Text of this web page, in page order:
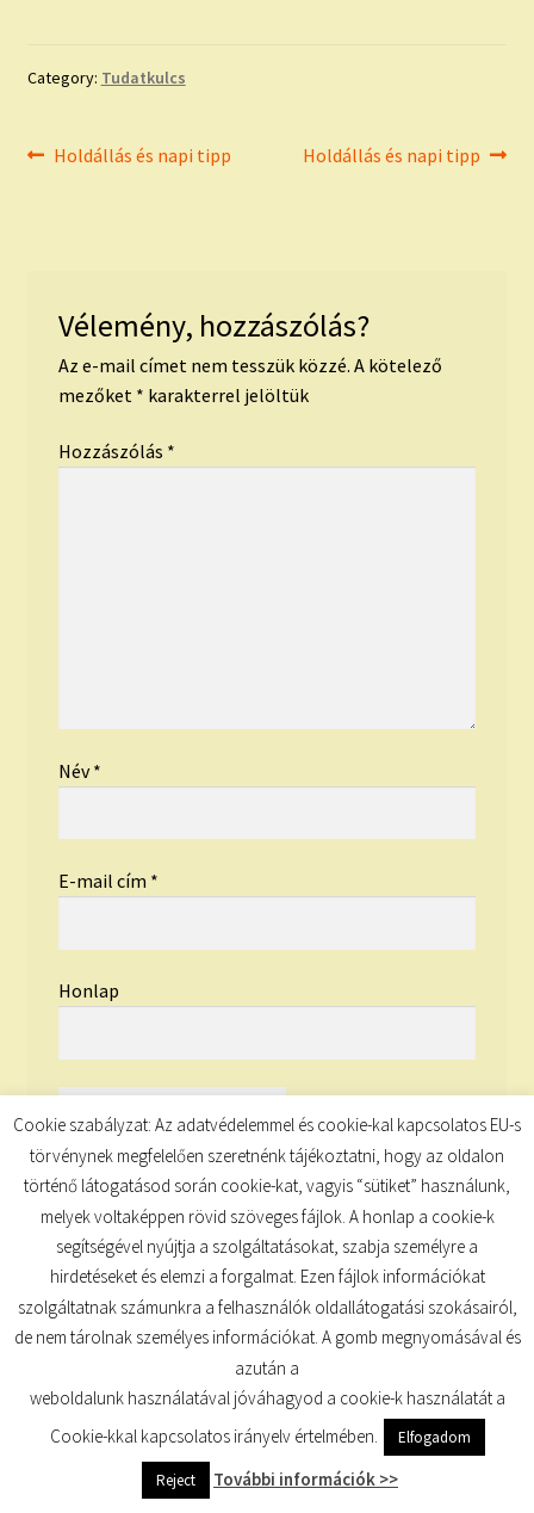
Category: Tudatkulcs
Bejegyzés
Previous
Holdállás és napi tipp
Next
Holdállás és napi tipp
Vélemény, hozzászólás?
Az e-mail címet nem tesszük közzé. A kötelező
mezőket * karakterrel jelöltük
Hozzászólás *
Név*
E-mail cím *
Honlap
© TUDATKULCS 2026
Cookie szabályzat: Az adatvédelemmel és cookie-kal kapcsolatos EU-s
törvénynek megfelelően szeretnénk tájékoztatni, hogy az oldalon
történő látogatásod során cookie-kat, vagyis “sütiket” használunk,
melyek voltaképpen rövid szöveges fájlok. A honlap a cookie-k
segítségével nyújtja a szolgáltatásokat, szabja személyre a
hirdetéseket és elemzi a forgalmat. Ezen fájlok információkat
szolgáltatnak számunkra a felhasználók oldallátogatási szokásairól,
de nem tárolnak személyes információkat. A gomb megnyomásával és
azután a
weboldalunk használatával jóváhagyod a cookie-k használatát a
Cookie-kkal kapcsolatos irányelv értelmében.
Elfogadom
Reject További információk >>